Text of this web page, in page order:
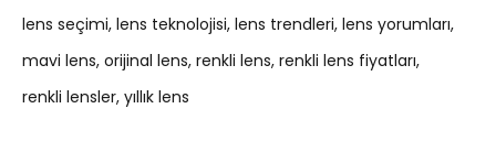
lens seçimi lens teknolojisi lens trendleri lens yorumları
mavi lens orijinal lens renkli lens renkli lens fiyatları
renkli lensler yıllık lens